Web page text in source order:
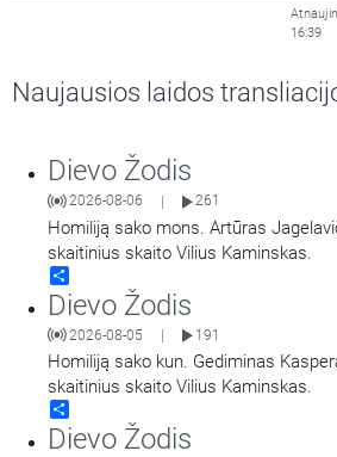
16:39
Naujausios laidos
Dievo Žodis
2026-08-06 261
Homiliją sako mons. Artūras
skaitinius skaito Vilius Kaminskas.
Dievo Žodis
2026-08-05 191
Homiliją sako kun. Gediminas
skaitinius skaito Vilius Kaminskas.
Dievo Žodis